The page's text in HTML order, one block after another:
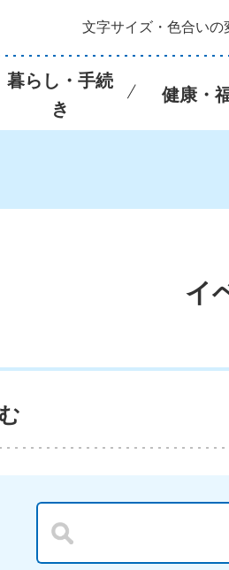
文字サイズ・色合いの
暮らし・手続
き
健康・
イ